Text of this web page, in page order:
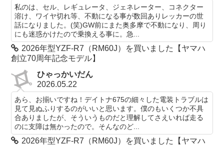
私のは、セル、レギュレータ、ジェネレーター、コネクター
溶け、ワイヤ切れ等、不動になる事が数回ありレッカーの世
話になりました。(笑)GW前にまた奥多摩で不動になり、周り
にも迷惑かけたので乗換える事に。急...
2026年型YZF-R7（RM60J）を買いました【ヤマハ
創立70周年記念モデル】
ひゃっかいだん
2026.05.22
あら、お揃いですね！デイトナ675の細々した電装トラブルは
見て見ぬふりするのがいいと思います。僕のもいくつか不具
合ありましたが、そういうものだと理解してさえいれば走る
のに支障は無かったので。そんなのど...
2026年型YZF-R7（RM60J）を買いました【ヤマハ